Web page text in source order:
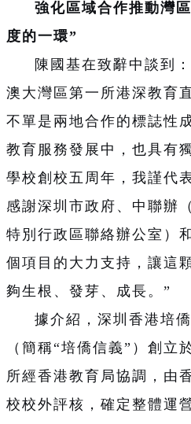
強化區域合作推動灣
度的一環”
陳國基在致辭中談到
澳大灣區第一所港深教育
不單是兩地合作的標誌性
教育服務發展中，也具有
學校創校五周年，我謹代
感謝深圳市政府、中聯辦
特別行政區聯絡辦公室）
個項目的大力支持，讓這
夠生根、發芽、成長。”
據介紹， 深圳香港培
（簡稱“培僑信義”）創立
所經香港教育局協調，由
校校外評核，確定整體運